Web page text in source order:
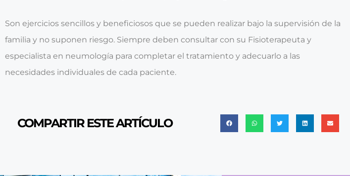
Son ejercicios sencillos y beneficiosos que se pueden realizar bajo la supervisión de la
familia y no suponen riesgo. Siempre deben consultar con su Fisioterapeuta y
especialista en neumología para completar el tratamiento y adecuarlo a las
necesidades individuales de cada paciente.
COMPARTIR ESTE ARTÍCULO